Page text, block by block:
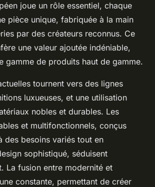
joue un rôle essentiel, chaque
pièce unique, fabriquée à la main
par des créateurs reconnus. Ce
une valeur ajoutée indéniable,
gamme de produits haut de gamme.
tournent vers des lignes
luxueuses, et une utilisation
nobles et durables. Les
et multifonctionnels, conçus
des besoins variés tout en
sophistiqué, séduisent
La fusion entre modernité et
constante, permettant de créer